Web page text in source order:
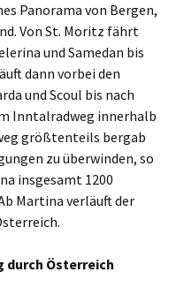
Panorama von Bergen,
Von St. Moritz fährt
und Samedan bis
dann vorbei den
und Scoul bis nach
Inntalradweg innerhalb
größtenteils bergab
zu überwinden, so
insgesamt 1200
Martina verläuft der
durch Österreich